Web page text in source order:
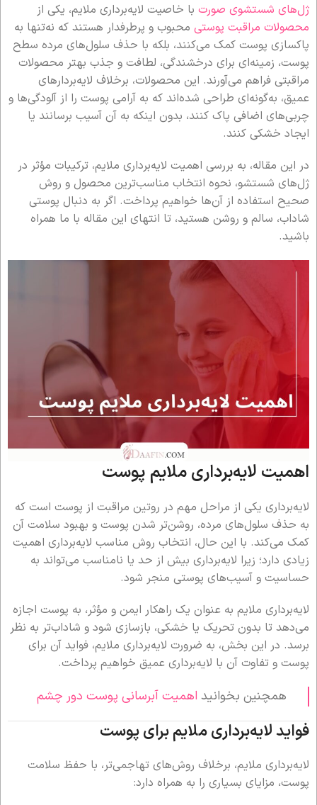
ژل‌های شستشوی صورت با خاصیت لایه‌برداری ملایم، یکی از
محصولات مراقبت پوستی محبوب و پرطرفدار هستند که نه‌تنها به
پاکسازی پوست کمک می‌کنند، بلکه با حذف سلول‌های مرده سطح
پوست، زمینه‌ای برای درخشندگی، لطافت و جذب بهتر محصولات
مراقبتی فراهم می‌آورند. این محصولات، برخلاف لایه‌بردارهای
عمیق، به‌گونه‌ای طراحی شده‌اند که به آرامی پوست را از آلودگی‌ها و
چربی‌های اضافی پاک کنند، بدون اینکه به آن آسیب برسانند یا
ایجاد خشکی کنند.
در این مقاله، به بررسی اهمیت لایه‌برداری ملایم، ترکیبات مؤثر در
ژل‌های شستشو، نحوه انتخاب مناسب‌ترین محصول و روش
صحیح استفاده از آن‌ها خواهیم پرداخت. اگر به دنبال پوستی
شاداب، سالم و روشن هستید، تا انتهای این مقاله با ما همراه
باشید.
اهمیت لایه‌برداری ملایم پوست
لایه‌برداری یکی از مراحل مهم در روتین مراقبت از پوست است که
به حذف سلول‌های مرده، روشن‌تر شدن پوست و بهبود سلامت آن
کمک می‌کند. با این حال، انتخاب روش مناسب لایه‌برداری اهمیت
زیادی دارد؛ زیرا لایه‌برداری بیش از حد یا نامناسب می‌تواند به
حساسیت و آسیب‌های پوستی منجر شود.
لایه‌برداری ملایم به عنوان یک راهکار ایمن و مؤثر، به پوست اجازه
می‌دهد تا بدون تحریک یا خشکی، بازسازی شود و شاداب‌تر به نظر
برسد. در این بخش، به ضرورت لایه‌برداری ملایم، فواید آن برای
پوست و تفاوت آن با لایه‌برداری عمیق خواهیم پرداخت.
همچنین بخوانید اهمیت آبرسانی پوست دور چشم
فواید لایه‌برداری ملایم برای پوست
لایه‌برداری ملایم، برخلاف روش‌های تهاجمی‌تر، با حفظ سلامت
پوست، مزایای بسیاری را به همراه دارد: